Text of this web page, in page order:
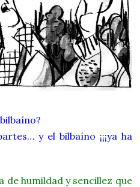
y el bilbaíno ¡¡¡ya ha
de humildad y sencillez que